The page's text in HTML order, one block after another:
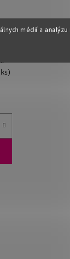
médií a analýzu